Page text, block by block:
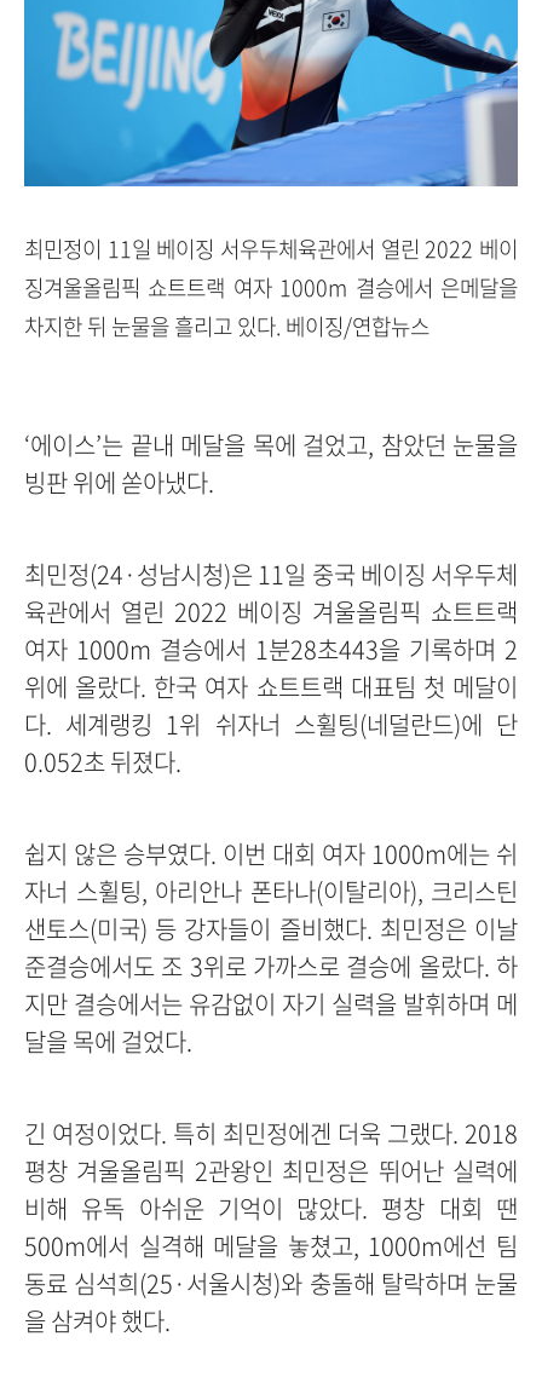
최민정이 11일 베이징 서우두체육관에서 열린 2022 베이
징겨울올림픽 쇼트트랙 여자 1000m 결승에서 은메달을
차지한 뒤 눈물을 흘리고 있다. 베이징/연합뉴스
‘에이스’는 끝내 메달을 목에 걸었고, 참았던 눈물을
빙판 위에 쏟아냈다.
최민정(24·성남시청)은 11일 중국 베이징 서우두체
육관에서 열린 2022 베이징 겨울올림픽 쇼트트랙
여자 1000m 결승에서 1분28초443을 기록하며 2
위에 올랐다. 한국 여자 쇼트트랙 대표팀 첫 메달이
다. 세계랭킹 1위 쉬자너 스휠팅(네덜란드)에 단
0.052초 뒤졌다.
쉽지 않은 승부였다. 이번 대회 여자 1000m에는 쉬
자너 스휠팅, 아리안나 폰타나(이탈리아), 크리스틴
샌토스(미국) 등 강자들이 즐비했다. 최민정은 이날
준결승에서도 조 3위로 가까스로 결승에 올랐다. 하
지만 결승에서는 유감없이 자기 실력을 발휘하며 메
달을 목에 걸었다.
긴 여정이었다. 특히 최민정에겐 더욱 그랬다. 2018
평창 겨울올림픽 2관왕인 최민정은 뛰어난 실력에
비해 유독 아쉬운 기억이 많았다. 평창 대회 땐
500m에서 실격해 메달을 놓쳤고, 1000m에선 팀
동료 심석희(25·서울시청)와 충돌해 탈락하며 눈물
을 삼켜야 했다.